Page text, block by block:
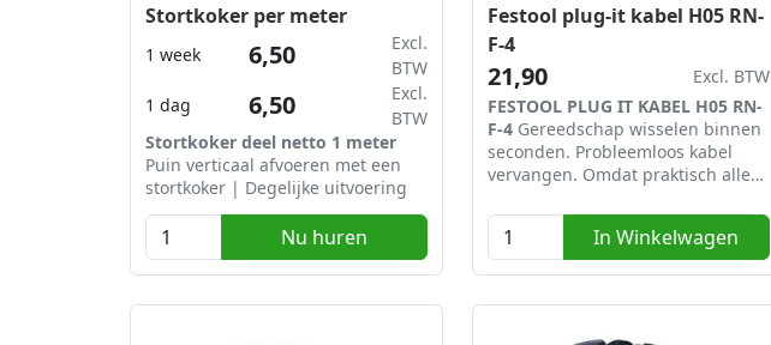
Stortkoker per meter
1 dag 6,50
Excl.
BTW
1 week 6,50
Excl.
BTW
Stortkoker deel netto 1 meter
Puin verticaal afvoeren met een
stortkoker | Degelijke uitvoering
Nu huren
Festool plug-it kabel H05 RN-
F-4
21,90
Excl. BTW
FESTOOL PLUG IT KABEL H05 RN-
F-4Gereedschap wisselen binnen
seconden. Probleemloos kabel
vervangen. Omdat praktisch alle
uitgevoerd met het plug it-
systeem, hoeft u bij het wisselen
van gereedschap alleen om te
eenvoudigweg de nieuwe kabel in
de machine "pluggen" en verder
In Winkelwagen